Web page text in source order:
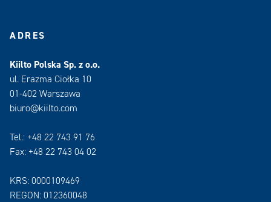
ADRES
Kiilto Polska Sp. z o.o.
ul. Erazma Ciołka 10
01-402 Warszawa
biuro@kiilto.com
Tel.: +48 22 743 91 76
Fax: +48 22 743 04 02
KRS: 0000109469
REGON: 012360048